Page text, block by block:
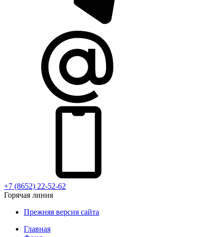
+7 (8652) 22-52-62
Горячая линия
Прежняя версия сайта
Главная